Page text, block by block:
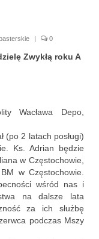
0
Zwykłą roku A
Wacława Depo,
(po 2 latach posługi)
Ks. Adrian będzie
w Częstochowie,
w Częstochowie.
wśród nas i
na dalsze lata
za ich służbę
podczas Mszy